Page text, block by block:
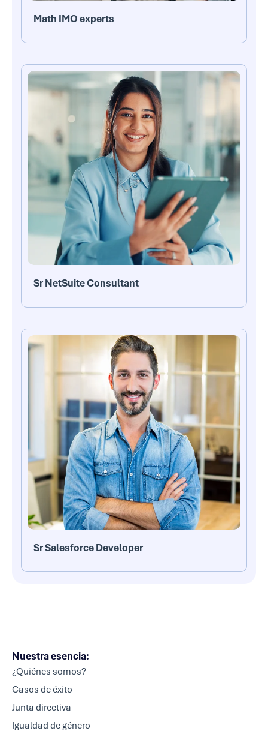
Math IMO experts
Sr NetSuite Consultant
Sr Salesforce Developer
Nuestra esencia:
¿Quiénes somos?
Casos de éxito
Junta directiva
Igualdad de género